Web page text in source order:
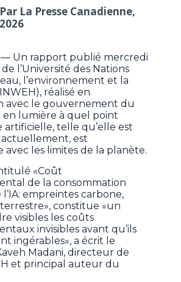
Par La Presse Canadienne,
2026
— Un rapport publié mercredi
l’Université des Nations
l’environnement et la
réalisé en
avec le gouvernement du
en lumière à quel point
artificielle, telle qu’elle est
est
avec les limites de la planète.
«Coût
de la consommation
l’IA: empreintes carbone,
constitue «un
visibles les coûts
invisibles avant qu’ils
ingérables», a écrit le
Madani, directeur de
et principal auteur du